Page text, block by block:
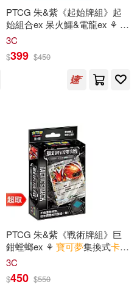
PTCG 朱&紫《起始牌組》起
始組合ex 呆火鱷&電龍ex ⚘ 寶
可夢
3C
$399 $450
PTCG 朱&紫《戰術牌組》巨
鉗螳螂ex ⚘ 寶可夢集換式卡牌
遊戲 ⚘
3C
$450 $550